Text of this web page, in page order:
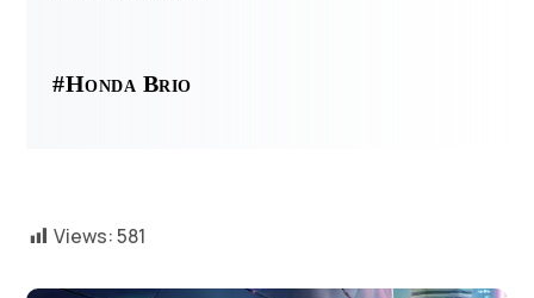
#Honda Brio
Views: 581